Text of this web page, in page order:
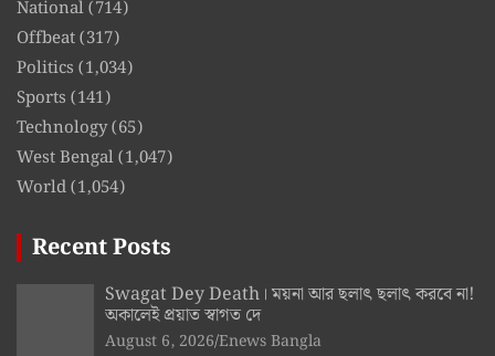
National(714)
Offbeat(317)
Politics (1,034)
Sports (141)
Technology(65)
West Bengal(1,047)
World(1,054)
Recent Posts
Swagat Dey Death। ময়না আর ছলাৎ ছলাৎ করবে না!
অকালেই প্রয়াত স্বাগত দে
August 6, 2026 Enews Bangla